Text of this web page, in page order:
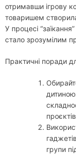
отримавши ігрову
товаришем
У процесі
стало зрозумілим
Практичні поради
групи